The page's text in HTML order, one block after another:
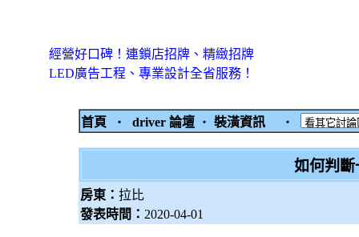
經營好口碑！連鎖店招牌、精緻招牌
LED廣告工程、專業設計全省服務！
首頁 ‧ driver 論壇 ‧ 裝潢資訊 ‧
如何判斷
房東： 拉比
發表時間： 2020-04-01